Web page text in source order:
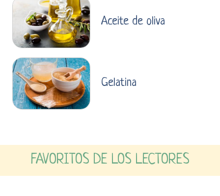
Aceite de oliva
Gelatina
FAVORITOS DE LOS LECTORES